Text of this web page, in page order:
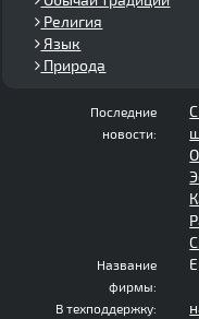
Религия
Язык
Природа
Последние
новости:
Название
фирмы:
В техподдержку: